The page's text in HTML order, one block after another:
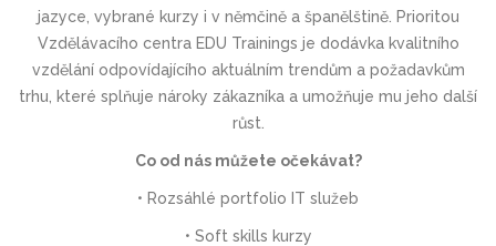
jazyce, vybrané kurzy i v němčině a španělštině. Prioritou
Vzdělávacího centra EDU Trainings je dodávka kvalitního
vzdělání odpovídajícího aktuálním trendům a požadavkům
trhu, které splňuje nároky zákazníka a umožňuje mu jeho další
růst.
Co od nás můžete očekávat?
• Rozsáhlé portfolio IT služeb
• Soft skills kurzy